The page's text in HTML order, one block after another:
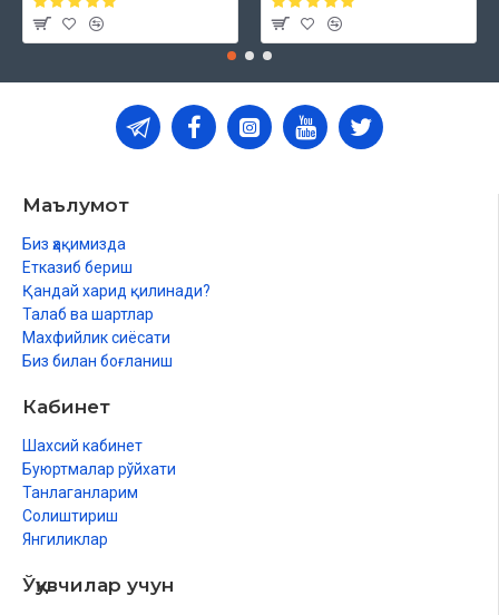
Маълумот
Биз ҳақимизда
Етказиб бериш
Қандай харид қилинади?
Талаб ва шартлар
Махфийлик сиёсати
Биз билан боғланиш
Кабинет
Шахсий кабинет
Буюртмалар рўйхати
Танлаганларим
Солиштириш
Янгиликлар
Ўқувчилар учун